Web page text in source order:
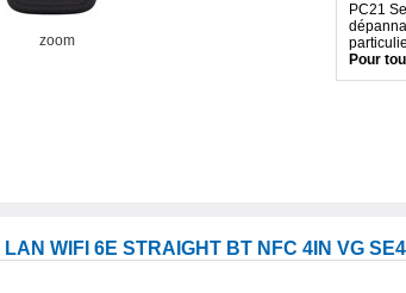
zoom
PC21
Pour
WIFI 6E STRAIGHT BT NFC 4IN VG